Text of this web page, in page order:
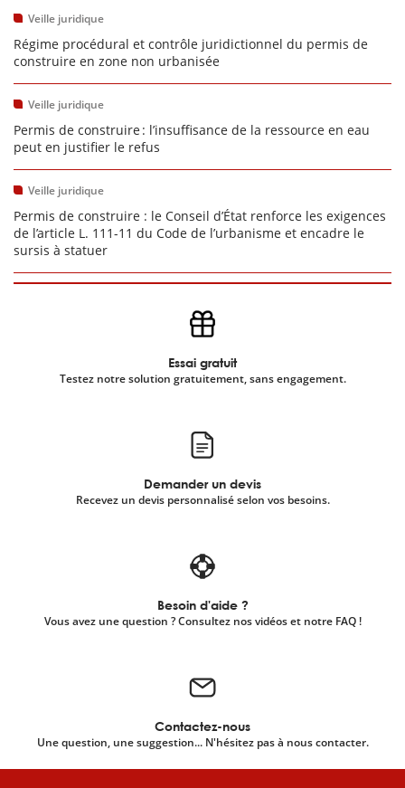
Veille juridique
Régime procédural et contrôle juridictionnel du permis de
construire en zone non urbanisée
Veille juridique
Permis de construire : l’insuffisance de la ressource en eau
peut en justifier le refus
Veille juridique
Permis de construire : le Conseil d’État renforce les exigences
de l’article L. 111-11 du Code de l’urbanisme et encadre le
sursis à statuer
Essai gratuit
Testez notre solution gratuitement, sans engagement.
Demander un devis
Recevez un devis personnalisé selon vos besoins.
Besoin d'aide ?
Vous avez une question ? Consultez nos vidéos et notre FAQ !
Contactez-nous
Une question, une suggestion... N'hésitez pas à nous contacter.